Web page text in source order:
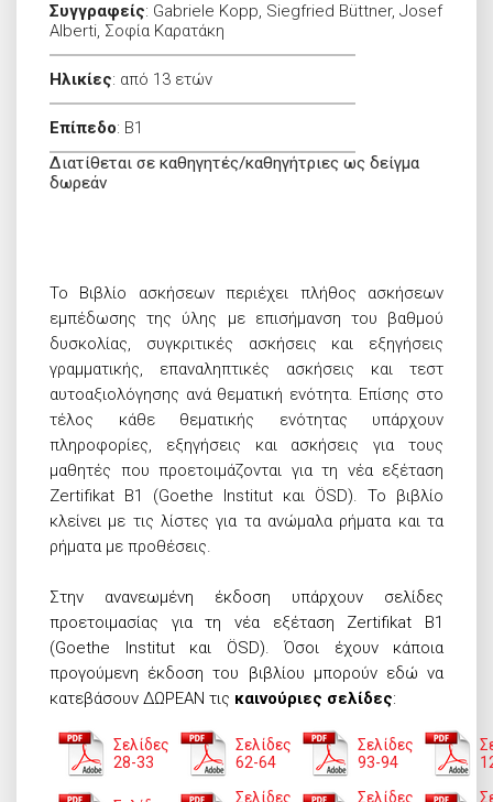
Συγγραφείς: Gabriele Kopp, Siegfried Büttner, Josef
Alberti, Σοφία Καρατάκη
Ηλικίες: από 13 ετών
Επίπεδο: B1
Διατίθεται σε καθηγητές/καθηγήτριες ως δείγμα
δωρεάν
Το Βιβλίο ασκήσεων περιέχει πλήθος ασκήσεων
εμπέδωσης της ύλης με επισήμανση του βαθμού
δυσκολίας, συγκριτικές ασκήσεις και εξηγήσεις
γραμματικής, επαναληπτικές ασκήσεις και τεστ
αυτοαξιολόγησης ανά θεματική ενότητα. Επίσης στο
τέλος κάθε θεματικής ενότητας υπάρχουν
πληροφορίες, εξηγήσεις και ασκήσεις για τους
μαθητές που προετοιμάζονται για τη νέα εξέταση
Zertifikat B1 (Goethe Institut και ÖSD). Το βιβλίο
κλείνει με τις λίστες για τα ανώμαλα ρήματα και τα
ρήματα με προθέσεις.
Στην ανανεωμένη έκδοση υπάρχουν σελίδες
προετοιμασίας για τη νέα εξέταση Zertifikat B1
(Goethe Institut και ÖSD). Όσοι έχουν κάποια
προγούμενη έκδοση του βιβλίου μπορούν εδώ να
κατεβάσουν ΔΩΡΕΑΝ τις καινούριες σελίδες:
Σελίδες
28-33
Σελίδες
62-64
Σελίδες
93-94
Σελίδες
Σελίδες